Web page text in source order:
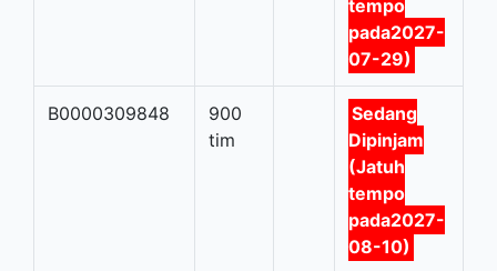
tempo
pada2027-
07-29)
B0000309848
900
tim
Sedang
Dipinjam
(Jatuh
tempo
pada2027-
08-10)